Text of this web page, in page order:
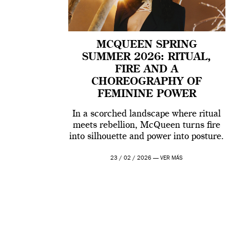
MCQUEEN SPRING
SUMMER 2026: RITUAL,
FIRE AND A
CHOREOGRAPHY OF
FEMININE POWER
In a scorched landscape where ritual
meets rebellion, McQueen turns fire
into silhouette and power into posture.
23 / 02 / 2026 —VER MÁS